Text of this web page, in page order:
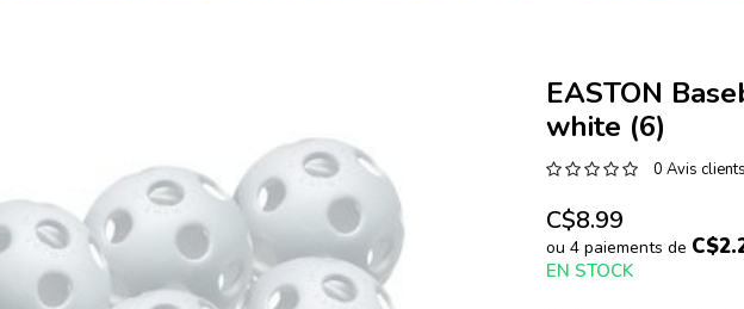
EASTON
white (6)
0 Avis clients
C$8.99
ou 4 paiements de
EN STOCK